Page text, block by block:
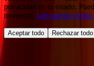
privacidad de tu estado.
momento. Lee nuestro
Aceptar todo Rechazar todo